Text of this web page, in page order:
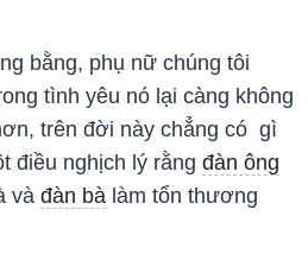
bằng, phụ nữ chúng tôi
tình yêu nó lại càng không
trên đời này chẳng có gì
điều nghịch lý rằng đàn ông
và đàn bà làm tổn thương